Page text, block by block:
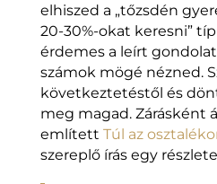
elhiszed a „tőzsdén
20-30%-okat keresni”
érdemes a leírt
számok mögé nézned.
következtetéstől és
meg magad. Zárásként
említett Túl az
szereplő írás egy